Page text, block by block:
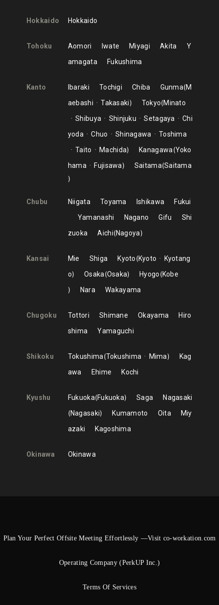
Hokkaido Hokkaido
Tohoku Aomori Iwate Miyagi Akita
Y
amagata
Fukushima
Kanto Ibaraki Tochigi Chiba Gunma M
aebashi
Takasaki Tokyo Minato
Shibuya
Shinjuku Setagaya
Chi
yoda
Chuo Shinagawa
Toshima
Taito
Machida Kanagawa Yoko
hama
Fujisawa Saitama Saitama
Chubu Niigata Toyama Ishikawa
Fukui
Yamanashi
Nagano Gifu
Shi
zuoka
Aichi Nagoya
Kansai Mie Shiga Kyoto Kyoto
Kyotang
o
Osaka Osaka Hyogo Kobe
Nara
Wakayama
Chugoku Tottori Shimane Okayama
Hiro
shima
Yamaguchi
Shikoku Tokushima Tokushima Mima
Kag
awa
Ehime Kochi
Kyushu Fukuoka Fukuoka Saga
Nagasaki
Nagasaki
Kumamoto Oita
Miy
azaki
Kagoshima
Okinawa Okinawa
Plan Your Perfect Offsite Meeting Effortlessly —Visit co-workation.com
Operating Company (PerkUP Inc.)
Terms Of Services